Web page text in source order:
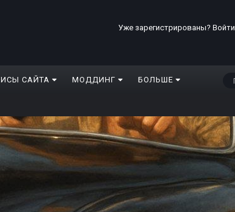
Уже зарегистрированы? Войти
САЙТА МОДДИНГ БОЛЬШЕ